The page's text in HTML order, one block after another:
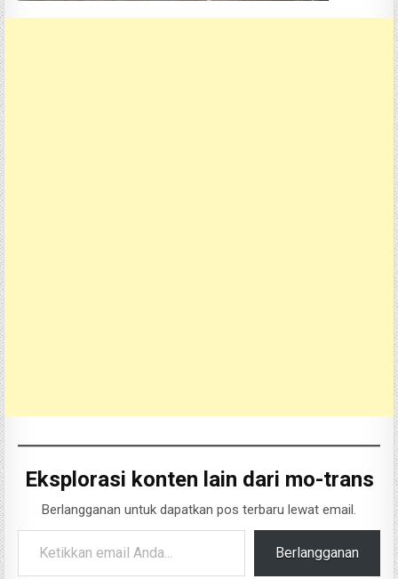
Eksplorasi konten lain dari mo-trans
Berlangganan untuk dapatkan pos terbaru lewat email.
Ketikkan email Anda...
Berlangganan